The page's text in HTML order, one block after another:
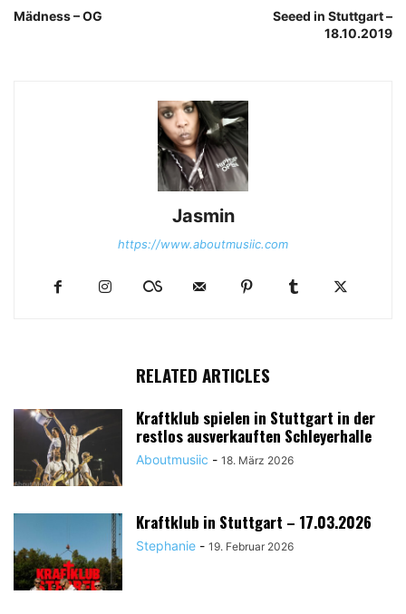
Mädness – OG
Seeed in Stuttgart –
18.10.2019
Jasmin
https://www.aboutmusiic.com
RELATED ARTICLES
Kraftklub spielen in Stuttgart in der
restlos ausverkauften Schleyerhalle
Aboutmusiic - 18. März 2026
Kraftklub in Stuttgart – 17.03.2026
Stephanie - 19. Februar 2026